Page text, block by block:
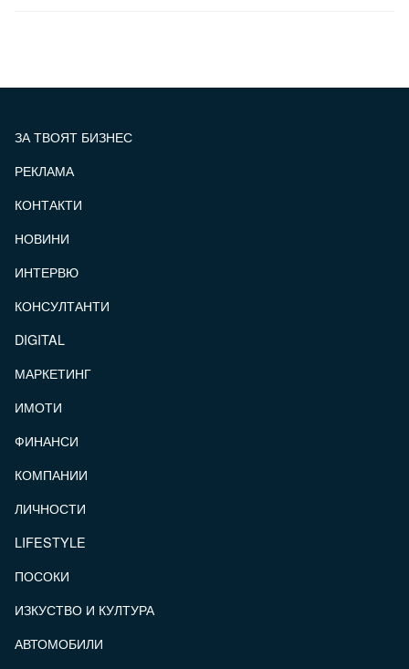
ЗА ТВОЯТ БИЗНЕС
РЕКЛАМА
КОНТАКТИ
НОВИНИ
ИНТЕРВЮ
КОНСУЛТАНТИ
DIGITAL
МАРКЕТИНГ
ИМОТИ
ФИНАНСИ
КОМПАНИИ
ЛИЧНОСТИ
LIFESTYLE
ПОСОКИ
ИЗКУСТВО И КУЛТУРА
АВТОМОБИЛИ